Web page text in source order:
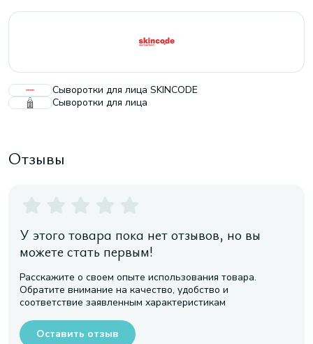
Сыворотки для лица SKINCODE
Сыворотки для лица
Отзывы
У этого товара пока нет отзывов, но вы
можете стать первым!
Расскажите о своем опыте использования товара.
Обратите внимание на качество, удобство и
соответствие заявленным характеристикам
Оставить отзыв